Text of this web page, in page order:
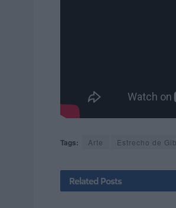
Tags: Arte Estrecho de
Related Posts